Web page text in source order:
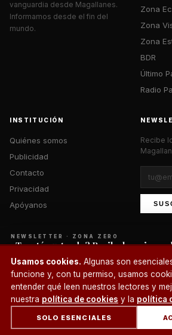
vanguardia desde Magallanes.
Informamos desde el fin del
mundo.
Zona
Zona
Zona
BDR
Último
Radio
INSTITUCIÓN
Quiénes somos
Publicidad
Contacto
Privacidad
Apóyanos
Recibe
© 2026 Zona Zero Media. Todos los
Usamos cookies. Algunas son
funcione y, con tu permiso, usamos
entender qué leen nuestros lectores y
nuestra política de cookies y la política
SOLO ESENCIALES
¿Un café?
INICIO SECCIONES
NEWSLETTER · ZONA ZERO
¿Te está gustando? Recibe lo mejor
correo.